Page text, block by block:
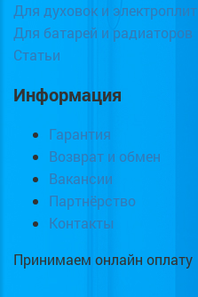
Для духовок и электроплит
Для батарей и радиаторов
Статьи
Информация
Гарантия
Возврат и обмен
Вакансии
Партнёрство
Контакты
Принимаем онлайн оплату